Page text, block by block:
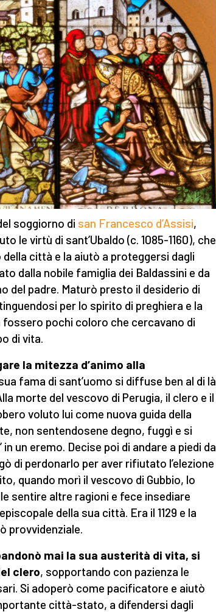
soggiorno di san Francesco d’Assisi,
le virtù di sant’Ubaldo (c. 1085-1160), che
della città e la aiutò a proteggersi dagli
dalla nobile famiglia dei Baldassini e da
del padre. Maturò presto il desiderio di
per lo spirito di preghiera e la
pochi coloro che cercavano di
di vita.
la mitezza d’animo alla
fama di sant’uomo si diffuse ben al di là
morte del vescovo di Perugia, il clero e il
voluto lui come nuova guida della
non sentendosene degno, fuggì e si
in un eremo. Decise poi di andare a piedi da
di perdonarlo per aver rifiutato l’elezione
quando morì il vescovo di Gubbio, lo
sentire altre ragioni e fece insediare
della sua città. Era il 1129 e la
provvidenziale.
mai la sua austerità di vita, si
clero, sopportando con pazienza le
Si adoperò come pacificatore e aiutò
città-stato, a difendersi dagli